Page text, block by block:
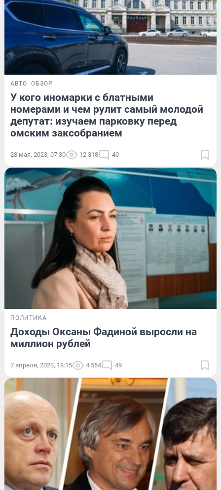
АВТО ОБЗОР
У кого иномарки с блатными
номерами и чем рулит самый молодой
депутат: изучаем парковку перед
омским заксобранием
28 мая, 2023, 07:30 12 318 40
ПОЛИТИКА
Доходы Оксаны Фадиной выросли на
миллион рублей
7 апреля, 2023, 18:15 4 554 49